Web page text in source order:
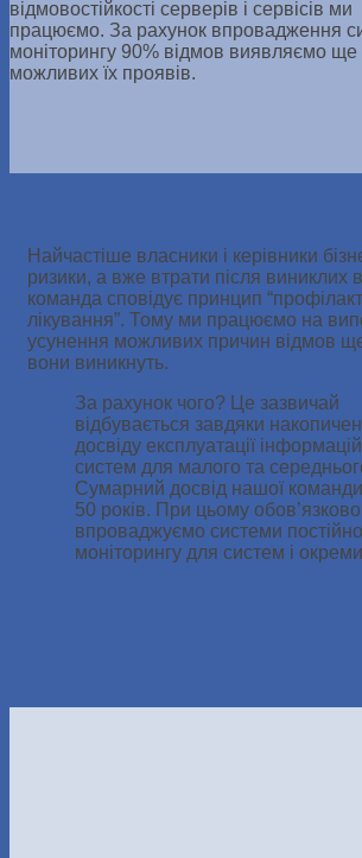
відмовостійкості серверів і сервісів ми
працюємо. За рахунок впровадження
моніторингу 90% відмов виявляємо ще
можливих їх проявів.
Найчастіше власники і керівники
ризики, а вже втрати після виниклих
команда сповідує принцип
лікування”. Тому ми працюємо на
усунення можливих причин відмов
вони виникнуть.
За рахунок чого? Це зазвичай
відбувається завдяки
досвіду експлуатації
систем для малого та
Сумарний досвід нашої
50 років. При цьому обов’язково
впроваджуємо системи
моніторингу для систем і